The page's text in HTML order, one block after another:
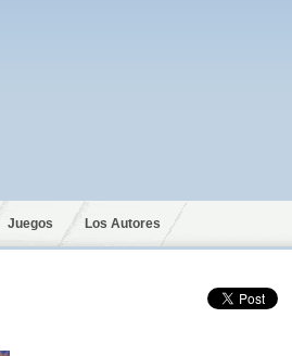
Juegos Los Autores